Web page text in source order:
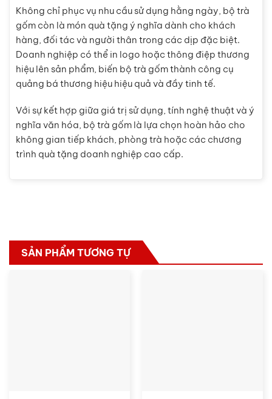
Không chỉ phục vụ nhu cầu sử dụng hằng ngày, bộ trà
gốm còn là món quà tặng ý nghĩa dành cho khách
hàng, đối tác và người thân trong các dịp đặc biệt.
Doanh nghiệp có thể in logo hoặc thông điệp thương
hiệu lên sản phẩm, biến bộ trà gốm thành công cụ
quảng bá thương hiệu hiệu quả và đầy tinh tế.
Với sự kết hợp giữa giá trị sử dụng, tính nghệ thuật và ý
nghĩa văn hóa, bộ trà gốm là lựa chọn hoàn hảo cho
không gian tiếp khách, phòng trà hoặc các chương
trình quà tặng doanh nghiệp cao cấp.
SẢN PHẨM TƯƠNG TỰ